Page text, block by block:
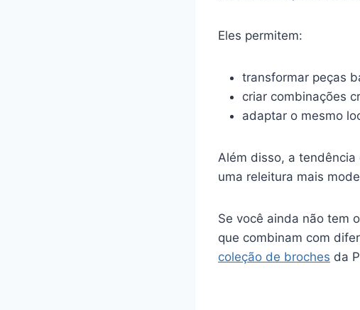
Eles permitem:
transformar peças
criar combinações
adaptar o mesmo
Além disso, a
uma releitura mais
Se você ainda não tem
que combinam com
coleção de broches da